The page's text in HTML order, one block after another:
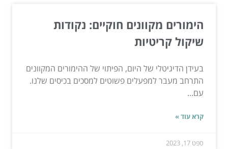
הימורים מקוונים חוקיים: נקודות
שיקול קריטיות
בעידן הדיגיטלי של היום, הפיתוי של ההימורים המקוונים
התרחב מעבר למפעלים פשוטים למסכים בכיסים שלנו.
עם...
קרא עוד »
ספט 17, 2023